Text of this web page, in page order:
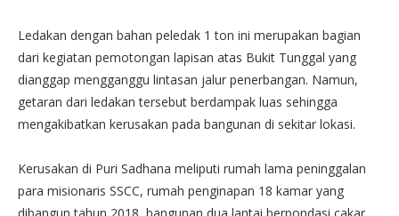
Ledakan dengan bahan peledak 1 ton ini merupakan bagian
dari kegiatan pemotongan lapisan atas Bukit Tunggal yang
dianggap mengganggu lintasan jalur penerbangan. Namun,
getaran dari ledakan tersebut berdampak luas sehingga
mengakibatkan kerusakan pada bangunan di sekitar lokasi.
Kerusakan di Puri Sadhana meliputi rumah lama peninggalan
para misionaris SSCC, rumah penginapan 18 kamar yang
dibangun tahun 2018, bangunan dua lantai berpondasi cakar